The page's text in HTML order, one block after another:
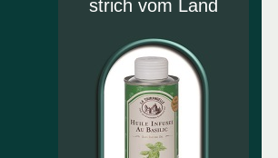
strich vom Land